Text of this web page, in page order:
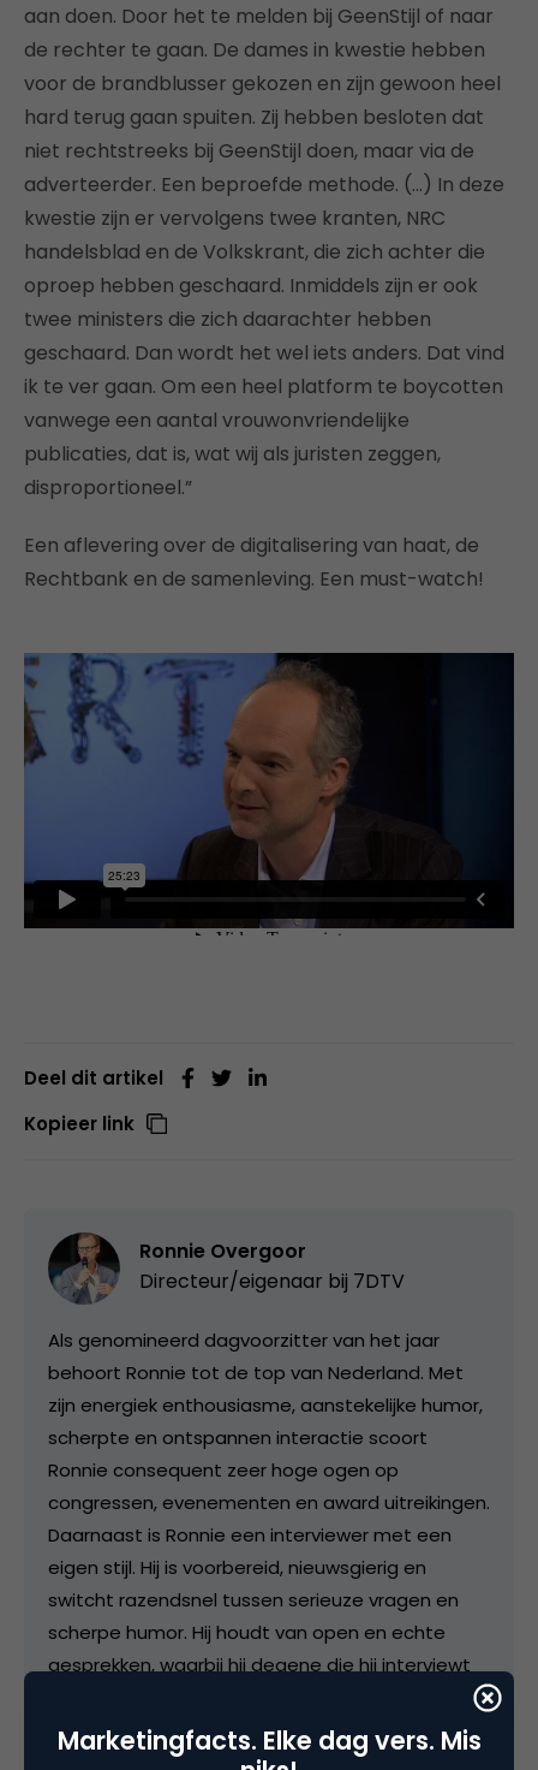
aan doen. Door het te melden bij GeenStijl of naar
de rechter te gaan. De dames in kwestie hebben
voor de brandblusser gekozen en zijn gewoon heel
hard terug gaan spuiten. Zij hebben besloten dat
niet rechtstreeks bij GeenStijl doen, maar via de
adverteerder. Een beproefde methode. (…) In deze
kwestie zijn er vervolgens twee kranten, NRC
handelsblad en de Volkskrant, die zich achter die
oproep hebben geschaard. Inmiddels zijn er ook
twee ministers die zich daarachter hebben
geschaard. Dan wordt het wel iets anders. Dat vind
ik te ver gaan. Om een heel platform te boycotten
vanwege een aantal vrouwonvriendelijke
publicaties, dat is, wat wij als juristen zeggen,
disproportioneel.”
Een aflevering over de digitalisering van haat, de
Rechtbank en de samenleving. Een must-watch!
Deel dit artikel
Kopieer link
Ronnie Overgoor
Directeur/eigenaar bij 7DTV
Als genomineerd dagvoorzitter van het jaar
behoort Ronnie tot de top van Nederland. Met
zijn energiek enthousiasme, aanstekelijke humor,
scherpte en ontspannen interactie scoort
Ronnie consequent zeer hoge ogen op
congressen, evenementen en award uitreikingen.
Daarnaast is Ronnie een interviewer met een
eigen stijl. Hij is voorbereid, nieuwsgierig en
switcht razendsnel tussen serieuze vragen en
scherpe humor. Hij houdt van open en echte
gesprekken, waarbij hij degene die hij interviewt
altijd met respect als vangrail. Ronnie heeft
meer dan tien jaar ervaring in het interview vak,
Marketingfacts. Elke dag vers. Mis